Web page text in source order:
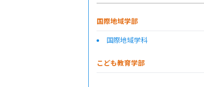
国際地域学部
国際地域学科
こども教育学部